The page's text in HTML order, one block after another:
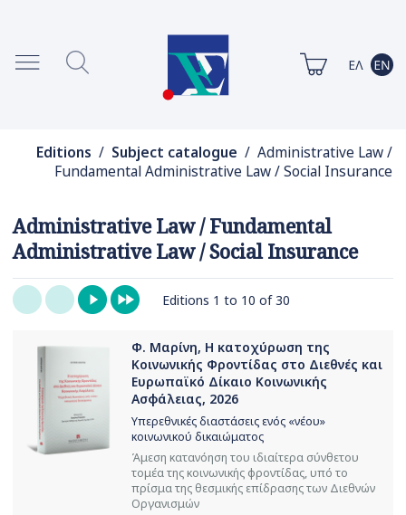
Editions / Subject catalogue / Administrative Law /
Fundamental Administrative Law / Social Insurance
Administrative Law / Fundamental
Administrative Law / Social Insurance
Editions 1 to 10 of 30
Φ. Μαρίνη, Η κατοχύρωση της
Κοινωνικής Φροντίδας στο Διεθνές και
Ευρωπαϊκό Δίκαιο Κοινωνικής
Ασφάλειας, 2026
Υπερεθνικές διαστάσεις ενός «νέου»
κοινωνικού δικαιώματος
Άμεση κατανόηση του ιδιαίτερα σύνθετου
τομέα της κοινωνικής φροντίδας, υπό το
πρίσμα της θεσμικής επίδρασης των Διεθνών
Οργανισμών